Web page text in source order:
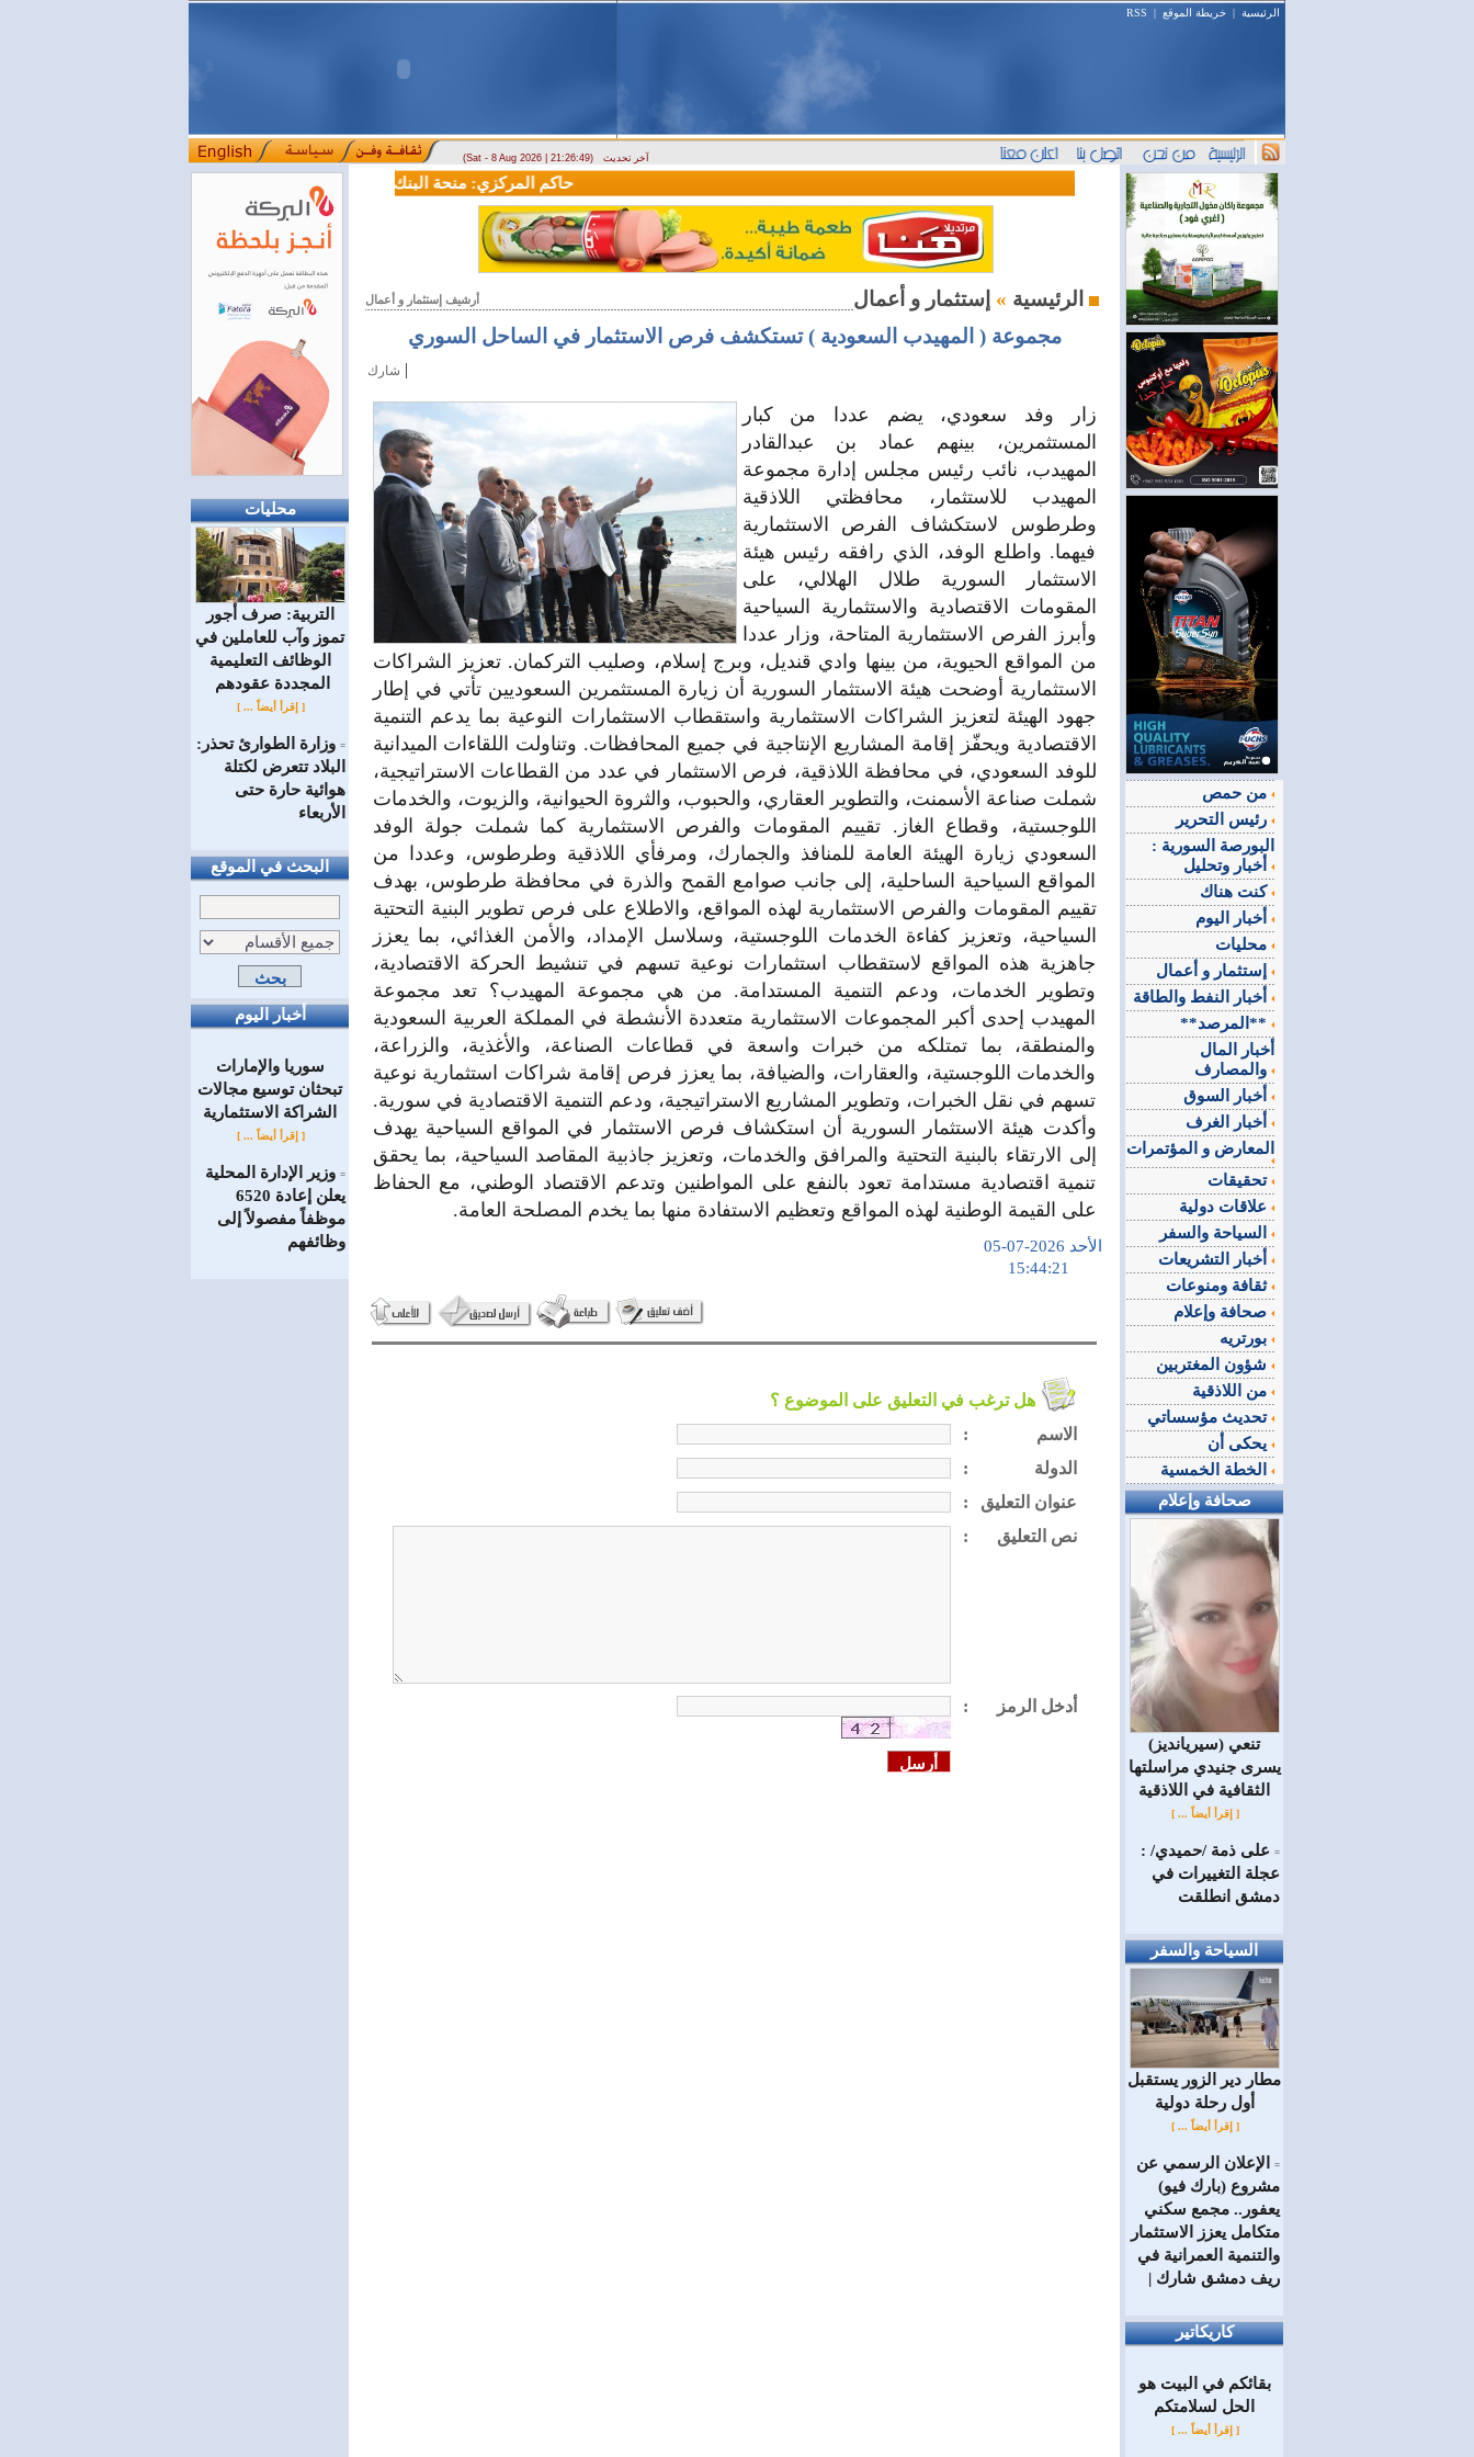
الرئيسية | خريطة الموقع |
RSS
(Sat - 8 Aug 2026 | 21:26:49) آخر تحديث
محليات
التربية: صرف أجور
تموز وآب للعاملين في
الوظائف ‏التعليمية
المجددة عقودهم ‏
[ إقرأ أيضاً ... ]
= وزارة الطوارئ تحذر:
البلاد تتعرض لكتلة
هوائية حارة حتى
الأربعاء
البحث في الموقع
أخبار اليوم
سوريا والإمارات
تبحثان توسيع مجالات
الشراكة الاستثمارية
[ إقرأ أيضاً ... ]
= وزير الإدارة المحلية
يعلن إعادة 6520
موظفاً مفصولاً إلى
‏وظائفهم
حاكم المركزي: منحة البنك الدولي لسورية خطوة أساسية نحو بناء قطاع مالي حديث
أرشيف إستثمار و أعمال الرئيسية »
مجموعة ( المهيدب السعودية ) تستكشف فرص الاستثمار في الساحل السوري
شارك |
زار وفد سعودي، يضم عددا من كبار
المستثمرين، بينهم عماد بن عبدالقادر
المهيدب، نائب رئيس مجلس إدارة مجموعة
المهيدب للاستثمار، محافظتي اللاذقية
وطرطوس لاستكشاف الفرص الاستثمارية
فيهما. واطلع الوفد، الذي رافقه رئيس هيئة
الاستثمار السورية طلال الهلالي، على
المقومات الاقتصادية والاستثمارية السياحية
وأبرز الفرص الاستثمارية المتاحة، وزار عددا
من المواقع الحيوية، من بينها وادي قنديل، وبرج إسلام، وصليب التركمان. تعزيز الشراكات
الاستثمارية أوضحت هيئة الاستثمار السورية أن زيارة المستثمرين السعوديين تأتي في إطار
جهود الهيئة لتعزيز الشراكات الاستثمارية واستقطاب الاستثمارات النوعية بما يدعم التنمية
الاقتصادية ويحفّز إقامة المشاريع الإنتاجية في جميع المحافظات. وتناولت اللقاءات الميدانية
للوفد السعودي، في محافظة اللاذقية، فرص الاستثمار في عدد من القطاعات الاستراتيجية،
شملت صناعة الأسمنت، والتطوير العقاري، والحبوب، والثروة الحيوانية، والزيوت، والخدمات
اللوجستية، وقطاع الغاز. تقييم المقومات والفرص الاستثمارية كما شملت جولة الوفد
السعودي زيارة الهيئة العامة للمنافذ والجمارك، ومرفأي اللاذقية وطرطوس، وعددا من
المواقع السياحية الساحلية، إلى جانب صوامع القمح والذرة في محافظة طرطوس، بهدف
تقييم المقومات والفرص الاستثمارية لهذه المواقع، والاطلاع على فرص تطوير البنية التحتية
السياحية، وتعزيز كفاءة الخدمات اللوجستية، وسلاسل الإمداد، والأمن الغذائي، بما يعزز
جاهزية هذه المواقع لاستقطاب استثمارات نوعية تسهم في تنشيط الحركة الاقتصادية،
وتطوير الخدمات، ودعم التنمية المستدامة. من هي مجموعة المهيدب؟ تعد مجموعة
المهيدب إحدى أكبر المجموعات الاستثمارية متعددة الأنشطة في المملكة العربية السعودية
والمنطقة، بما تمتلكه من خبرات واسعة في قطاعات الصناعة، والأغذية، والزراعة،
والخدمات اللوجستية، والعقارات، والضيافة، بما يعزز فرص إقامة شراكات استثمارية نوعية
تسهم في نقل الخبرات، وتطوير المشاريع الاستراتيجية، ودعم التنمية الاقتصادية في سورية.
وأكدت هيئة الاستثمار السورية أن استكشاف فرص الاستثمار في المواقع السياحية يهدف
إلى الارتقاء بالبنية التحتية والمرافق والخدمات، وتعزيز جاذبية المقاصد السياحية، بما يحقق
تنمية اقتصادية مستدامة تعود بالنفع على المواطنين وتدعم الاقتصاد الوطني، مع الحفاظ
على القيمة الوطنية لهذه المواقع وتعظيم الاستفادة منها بما يخدم المصلحة العامة.
الأحد 2026-07-05
هل ترغب في التعليق على الموضوع ؟
:
الاسم
:
الدولة
:
عنوان التعليق
:
نص التعليق
: أدخل الرمز
البورصة السورية :
كنت هناك
**المرصد**
أخبار المال
المعارض و المؤتمرات
تحقيقات
ثقافة ومنوعات
تحديث مؤسساتي
صحافة وإعلام
(سيريانديز) تنعي
يسرى جنيدي مراسلتها
الثقافية في اللاذقية
[ إقرأ أيضاً ... ]
= على ذمة /حميدي/ :
عجلة التغييرات في
دمشق انطلقت
السياحة والسفر
مطار دير الزور يستقبل
أول رحلة دولية
[ إقرأ أيضاً ... ]
=
الإعلان الرسمي عن
مشروع (بارك فيو)
يعفور.. مجمع سكني
متكامل يعزز الاستثمار
والتنمية العمرانية في
ريف دمشق شارك |
كاريكاتير
بقائكم في البيت هو
الحل لسلامتكم
[ إقرأ أيضاً ... ]